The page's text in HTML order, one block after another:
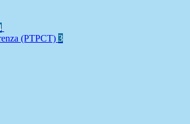
(PTPCT) 3